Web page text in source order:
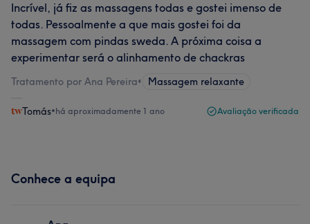
Incrível, já fiz as massagens todas e gostei imenso de
todas. Pessoalmente a que mais gostei foi da
massagem com pindas sweda. A próxima coisa a
experimentar será o alinhamento de chackras
Tratamento por Ana Pereira• Massagem relaxante
Tomás•há aproximadamente 1 ano Avaliação verificada
Conhece a equipa